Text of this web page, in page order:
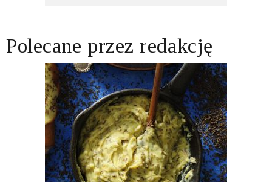
Polecane przez redakcję